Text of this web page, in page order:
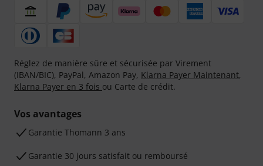
Réglez de manière sûre et sécurisée par Virement
(IBAN/BIC), PayPal, Amazon Pay, Klarna Payer Maintenant,
Klarna Payer en 3 fois ou Carte de crédit.
Vos avantages
Ga­ran­tie Thomann 3 ans
Garantie 30 jours satisfait ou remboursé